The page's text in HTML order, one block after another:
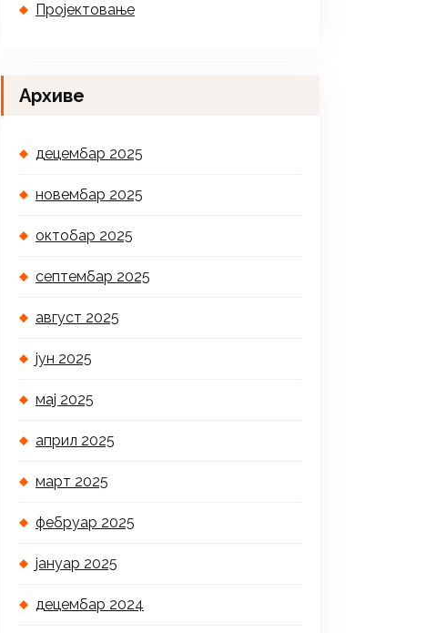
Пројектовање
Архиве
децембар 2025
новембар 2025
октобар 2025
септембар 2025
август 2025
јун 2025
мај 2025
април 2025
март 2025
фебруар 2025
јануар 2025
децембар 2024